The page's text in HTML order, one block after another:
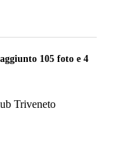
105 foto e 4
Triveneto